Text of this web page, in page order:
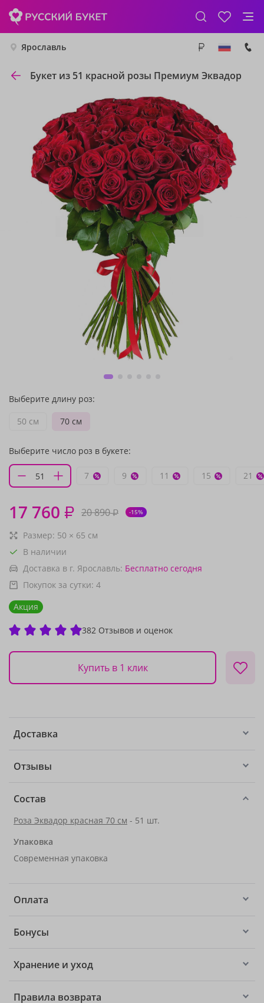
Ярославль
Букет из 51 красной розы Премиум Эквадор
Выберите длину роз:
50 см
70 см
Выберите число роз в букете:
7 9 11 15 21
17 760 ₽ 20 890₽ -15%
Размер: 50 × 65 см
В наличии
Доставка в г. Ярославль: Бесплатно сегодня
Покупок за сутки: 4
Акция
382 Отзывов и оценок
Купить в 1 клик
Доставка
Отзывы
Состав
Роза Эквадор красная 70 см - 51 шт.
Упаковка
Современная упаковка
Оплата
Бонусы
Хранение и уход
Правила возврата